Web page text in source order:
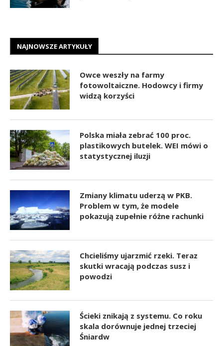
NAJNOWSZE ARTYKUŁY
Owce weszły na farmy
fotowoltaiczne. Hodowcy i firmy
widzą korzyści
Polska miała zebrać 100 proc.
plastikowych butelek. WEI mówi o
statystycznej iluzji
Zmiany klimatu uderzą w PKB.
Problem w tym, że modele
pokazują zupełnie różne rachunki
Chcieliśmy ujarzmić rzeki. Teraz
skutki wracają podczas susz i
powodzi
Ścieki znikają z systemu. Co roku
skala dorównuje jednej trzeciej
Śniardw